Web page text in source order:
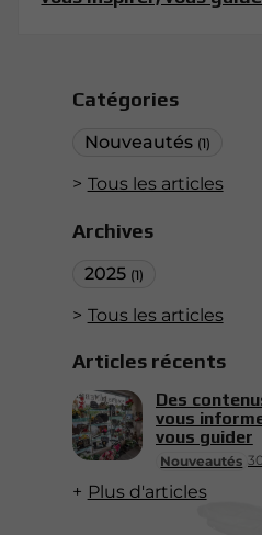
Catégories
Nouveautés (1)
Tous les articles
Archives
2025 (1)
Tous les articles
Articles récents
Nouveautés
Des
vous
vous guider
Plus d'articles